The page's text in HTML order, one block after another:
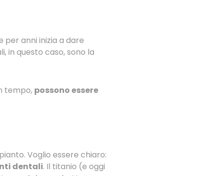
per anni inizia a dare
in questo caso, sono la
tempo, possono essere
Voglio essere chiaro:
dentali. Il titanio (e oggi